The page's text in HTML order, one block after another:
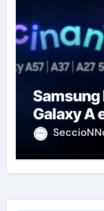
Samsung
Galaxy A